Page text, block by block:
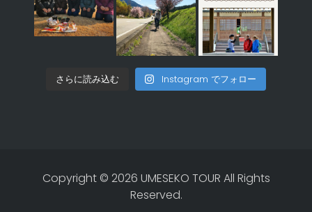
さらに読み込む Instagram でフォロー
Copyright © 2026 UMESEKO TOUR All Rights
Reserved.